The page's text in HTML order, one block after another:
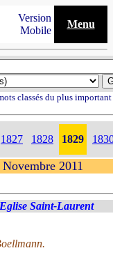
Version
Mobile
Menu
classés du plus
1827 1828 1829
Novembre 2011
Eglise Saint-Laurent